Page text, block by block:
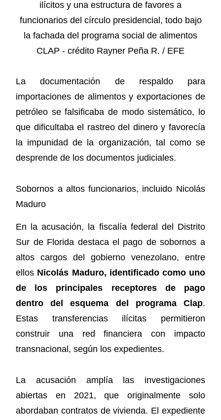
La documentación de respaldo para
importaciones de alimentos y exportaciones de
petróleo se falsificaba de modo sistemático, lo
que dificultaba el rastreo del dinero y favorecía
la impunidad de la organización, tal como se
desprende de los documentos judiciales.
Sobornos a altos funcionarios, incluido Nicolás
Maduro
En la acusación, la fiscalía federal del Distrito
Sur de Florida destaca el pago de sobornos a
altos cargos del gobierno venezolano, entre
ellos Nicolás Maduro, identificado como uno
de los principales receptores de pago
dentro del esquema del programa Clap.
Estas transferencias ilícitas permitieron
construir una red financiera con impacto
transnacional, según los expedientes.
La acusación amplía las investigaciones
abiertas en 2021, que originalmente solo
abordaban contratos de vivienda. El expediente